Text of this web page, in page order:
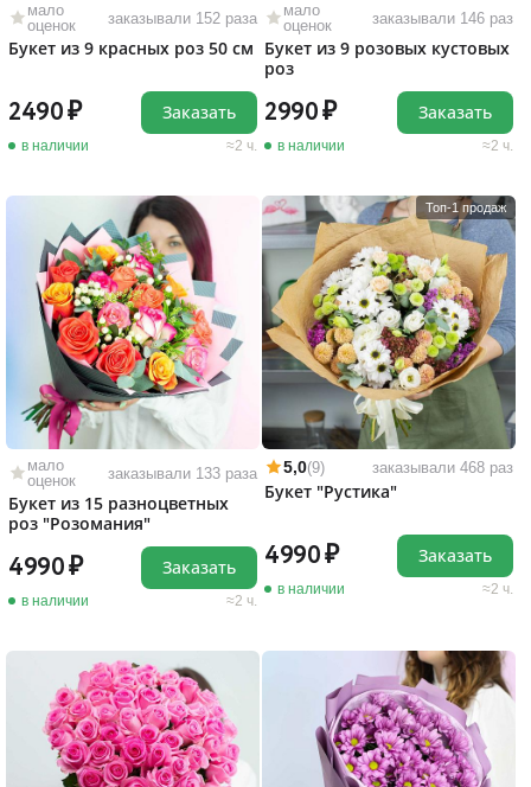
мало
оценок
заказывали 152 раза
Букет из 9 красных роз 50 см
2490
в наличии 2 ч.
Заказать
мало
оценок
заказывали 146 раз
Букет из 9 розовых кустовых
роз
2990
в наличии 2 ч.
Заказать
мало
оценок
заказывали 133 раза
Букет из 15 разноцветных
роз "Розомания"
4990
в наличии 2 ч.
Заказать
Топ-1 продаж
5,0(9) заказывали 468 раз
Букет "Рустика"
4990
в наличии 2 ч.
Заказать